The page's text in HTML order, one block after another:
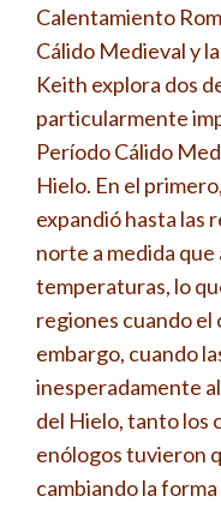
Calentamiento
Cálido Medieval y
Keith explora dos
particularmente
Período Cálido
Hielo. En el
expandió hasta las
norte a medida que
temperaturas, lo
regiones cuando el
embargo, cuando
inesperadamente
del Hielo, tanto los
enólogos tuvieron
cambiando la